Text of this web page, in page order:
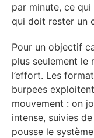
par minute, ce
qui doit rester un
Pour un objectif
plus seulement le
l’effort. Les
burpees
mouvement : on
intense, suivies
pousse le